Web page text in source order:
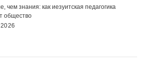
чем знания: как иезуитская педагогика
общество